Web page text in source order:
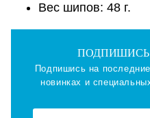
Вес шипов: 48 г.
ПОДПИШИСЬ
Подпишись на
новинках и